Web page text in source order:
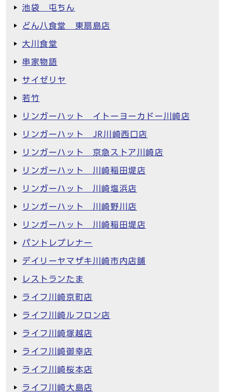
池袋 屯ちん
どん八食堂 東扇島店
大川食堂
串家物語
サイゼリヤ
若竹
リンガーハット イトーヨーカドー川崎店
リンガーハット JR川崎西口店
リンガーハット 京急ストア川崎店
リンガーハット 川崎稲田堤店
リンガーハット 川崎塩浜店
リンガーハット 川崎野川店
リンガーハット 川崎稲田堤店
パントレプレナー
デイリーヤマザキ川崎市内店舗
レストランたま
ライフ川崎京町店
ライフ川崎ルフロン店
ライフ川崎塚越店
ライフ川崎御幸店
ライフ川崎桜本店
ライフ川崎大島店